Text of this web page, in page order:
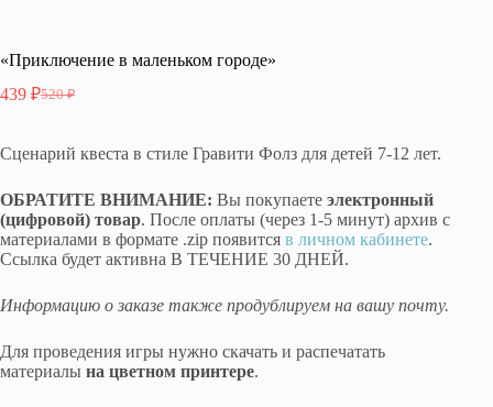
«Приключение в маленьком городе»
520₽
Первоначальная
520 ₽.
439 ₽Текущая
439 ₽.
Сценарий квеста в стиле Гравити Фолз для детей 7-12 лет.
ОБРАТИТЕ ВНИМАНИЕ: Вы покупаете электронный
(цифровой) товар. После оплаты (через 1-5 минут) архив с
материалами в формате .zip появится в личном кабинете.
Ссылка будет активна В ТЕЧЕНИЕ 30 ДНЕЙ.
Информацию о заказе также продублируем на вашу почту.
Для проведения игры нужно скачать и распечатать
материалы на цветном принтере.